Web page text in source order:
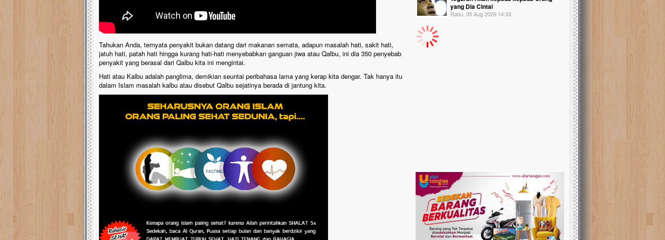
Tahukan Anda, ternyata penyakit bukan datang dari makanan semata, adapun masalah hati, sakit hati,
jatuh hati, patah hati hingga kurang hati-hati menyebabkan ganguan jiwa atau Qalbu, ini dia 350 penyebab
penyakit yang berasal dari Qalbu kita ini mengintai.
Hati atau Kalbu adalah panglima, demikian seuntai peribahasa lama yang kerap kita dengar. Tak hanya itu
dalam Islam masalah kalbu atau disebut Qalbu sejatinya berada di jantung kita.
yang Dia Cintai
Rabu, 05 Aug 2026 14:33